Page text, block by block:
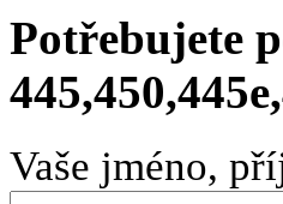
Potřebujete
Vaše jméno,